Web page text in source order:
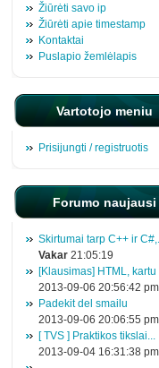
Žiūrėti savo ip
Žiūrėti apie timestamp
Kontaktai
Puslapio žemlėlapis
Vartotojo meniu
Prisijungti / registruotis
Forumo naujausi
Skirtumai tarp C++ ir
Vakar 21:05:19
[Klausimas] HTML, kartu
2013-09-06 20:56:42 pm
Padekit del smailu
2013-09-06 20:06:55 pm
[ TVS ] Praktikos tikslai...
2013-09-04 16:31:38 pm